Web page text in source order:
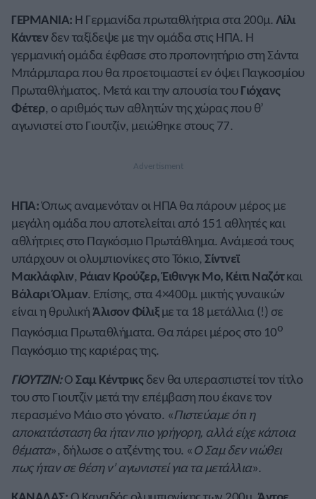
ΓΕΡΜΑΝΙΑ: Η Γερμανίδα πρωταθλήτρια στα 200μ. Λίλι
Κάντενδεν ταξίδεψε με την ομάδα στις ΗΠΑ. Η
γερμανική ομάδα έφθασε στο προπονητήριο στη Σάντα
Μπάρμπαρα που θα προετοιμαστεί εν όψει Παγκοσμίου
Πρωταθλήματος. Μετά και την απουσία του Γιόχανς
Φέτερ, ο αριθμός των αθλητών της χώρας που θ’
αγωνιστεί στο Γιουτζίν, μειώθηκε στους 77.
ΗΠΑ:Όπως αναμενόταν οι ΗΠΑ θα πάρουν μέρος με
μεγάλη ομάδα που αποτελείται από 151 αθλητές και
αθλήτριες στο Παγκόσμιο Πρωτάθλημα. Ανάμεσά τους
υπάρχουν οι ολυμπιονίκες στο Τόκιο,Σίντνεϊ
Μακλάφλιν, Ράιαν Κρούζερ, Έιθινγκ Μο, Κέιτι Ναζότκαι
Βάλαρι Όλμαν. Επίσης, στα 4×400μ. μικτής γυναικών
είναι η θρυλικήΆλισον Φίλιξμε τα 18 μετάλλια (!) σε
Παγκόσμια Πρωταθλήματα. Θα πάρει μέρος στο 10ο
Παγκόσμιο της καριέρας της.
ΓΙΟΥΤΖΙΝ:ΟΣαμ Κέντρικςδεν θα υπερασπιστεί τον τίτλο
του στο Γιουτζίν μετά την επέμβαση που έκανε τον
περασμένο Μάιο στο γόνατο. «Πιστεύαμε ότι η
αποκατάσταση θα ήταν πιο γρήγορη, αλλά είχε κάποια
θέματα», δήλωσε ο ατζέντης του. «Ο Σαμ δεν νιώθει
πως ήταν σε θέση ν’ αγωνιστεί για τα μετάλλια».